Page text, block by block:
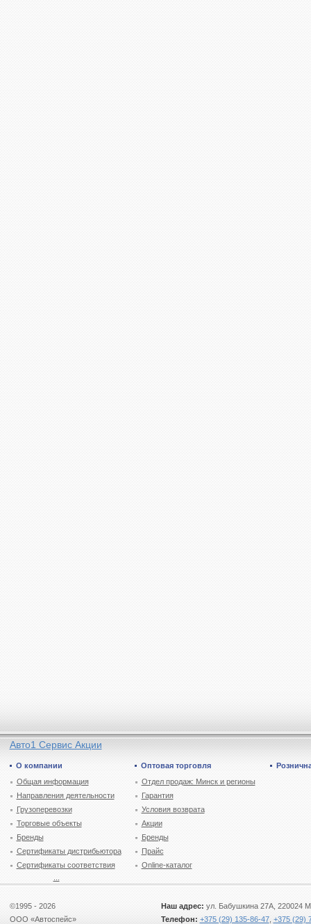
Авто1 Сервис Акции
О компании
Общая информация
Направления деятельности
Грузоперевозки
Торговые объекты
Бренды
Сертификаты дистрибьютора
Сертификаты соответствия
Оптовая торговля
Отдел продаж: Минск и регионы
Гарантия
Условия возврата
Акции
Бренды
Прайс
Online-каталог
©1995 - 2026
ООО «Автоспейс»
Наш адрес: ул. Бабушкина 27А, 220024
Телефон: +375 (29) 135-86-47, +375 (29)